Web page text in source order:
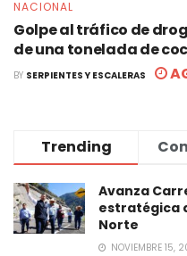
NACIONAL
Golpe al tráfico de
de una tonelada de
BY SERPIENTES Y ESCALERAS
Trending
Avanza
estratégica
Norte
NOVIEMBRE 15,